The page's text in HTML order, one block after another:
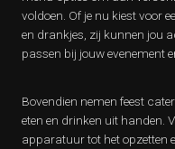
voldoen. Of je nu kiest voor
en drankjes, zij kunnen jou
passen bij jouw evenement
Bovendien nemen feest
eten en drinken uit handen.
apparatuur tot het opzetten